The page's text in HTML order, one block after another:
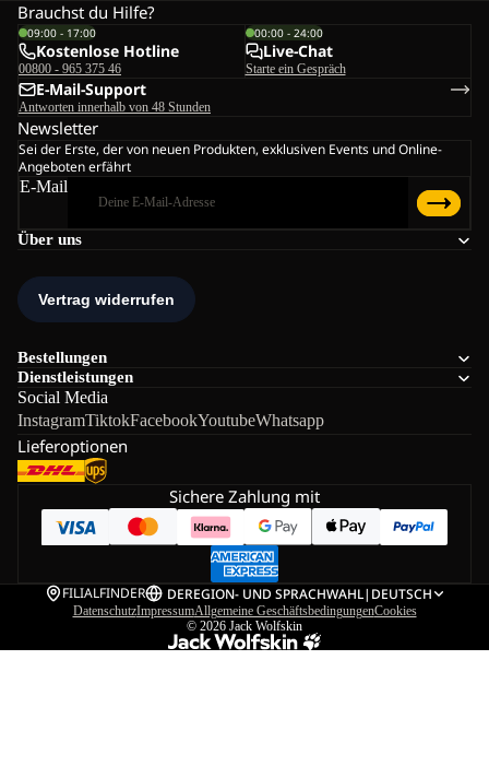
Über uns
Bestellungen
Dienstleistungen
Social Media
InstagramTiktokFacebookYoutubeWhatsapp
Lieferoptionen
Brauchst du Hilfe?
09:00 - 17:00
Kostenlose Hotline
00800 - 965 375 46
00:00 - 24:00
Live-Chat
Starte ein Gespräch
E-Mail-Support
Antworten innerhalb von 48 Stunden
Newsletter
Sei der Erste, der von neuen Produkten, exklusiven Events und Online-
Angeboten erfährt
E-Mail
Sichere Zahlung mit
FILIALFINDER DEREGION- UND SPRACHWAHL| DEUTSCH
DatenschutzImpressumAllgemeine GeschäftsbedingungenCookies
© 2026 Jack Wolfskin